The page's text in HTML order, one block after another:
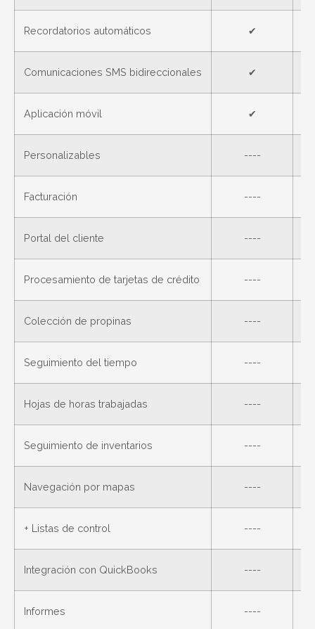
Recordatorios automáticos ✔
Comunicaciones SMS bidireccionales ✔
Aplicación móvil ✔
Personalizables ----
Facturación ----
Portal del cliente ----
Procesamiento de tarjetas de crédito ----
Colección de propinas ----
Seguimiento del tiempo ----
Hojas de horas trabajadas ----
Seguimiento de inventarios ----
Navegación por mapas ----
+ Listas de control ----
Integración con QuickBooks ----
Informes ----